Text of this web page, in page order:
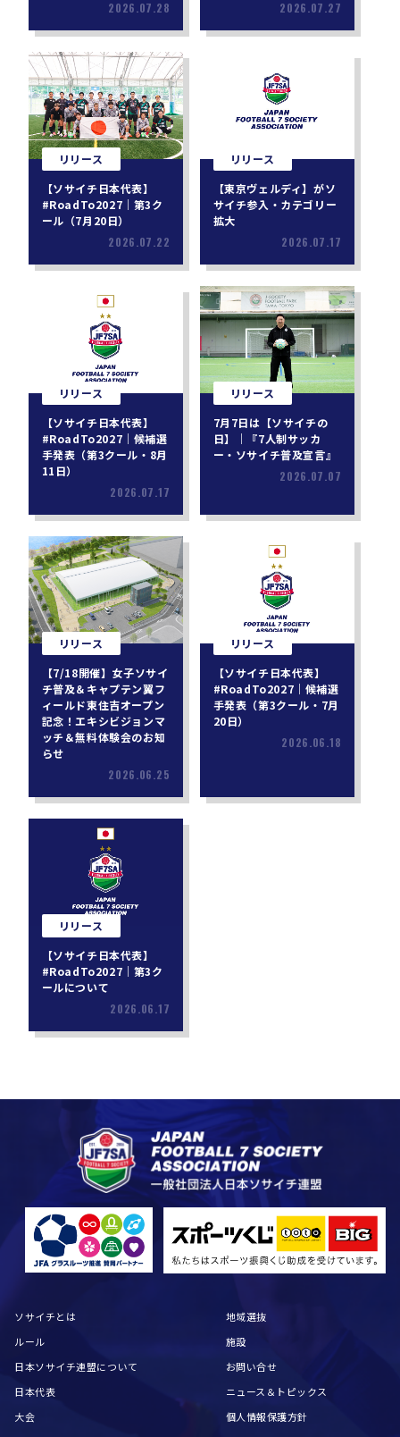
2026.07.28
2026.07.27
リリース
【ソサイチ日本代表】
#RoadTo2027｜第3ク
ール（7月20日）
2026.07.22
リリース
【東京ヴェルディ】がソ
サイチ参入・カテゴリー
拡大
2026.07.17
リリース
【ソサイチ日本代表】
#RoadTo2027｜候補選
手発表（第3クール・8月
11日）
2026.07.17
リリース
7月7日は【ソサイチの
日】｜『7人制サッカ
ー・ソサイチ普及宣言』
2026.07.07
リリース
【7/18開催】女子ソサイ
チ普及＆キャプテン翼フ
ィールド東住吉オープン
記念！エキシビジョンマ
ッチ＆無料体験会のお知
らせ
2026.06.25
リリース
【ソサイチ日本代表】
#RoadTo2027｜候補選
手発表（第3クール・7月
20日）
2026.06.18
リリース
【ソサイチ日本代表】
#RoadTo2027｜第3ク
ールについて
2026.06.17
ソサイチとは
ルール
日本ソサイチ連盟について
日本代表
大会
地域選抜
施設
お問い合せ
ニュース＆トピックス
個人情報保護方針